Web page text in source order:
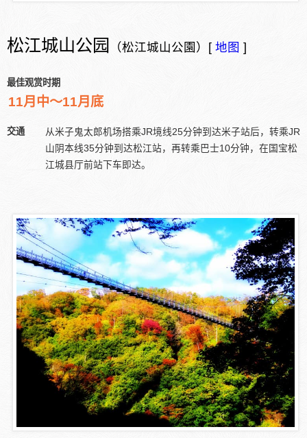
松江城山公园 （松江城山公園）[ 地图 ]
最佳观赏时期
11月中～11月底
交通
从米子鬼太郎机场搭乘JR境线25分钟到达米子站后，转乘JR
山阴本线35分钟到达松江站，再转乘巴士10分钟，在国宝松
江城县厅前站下车即达。